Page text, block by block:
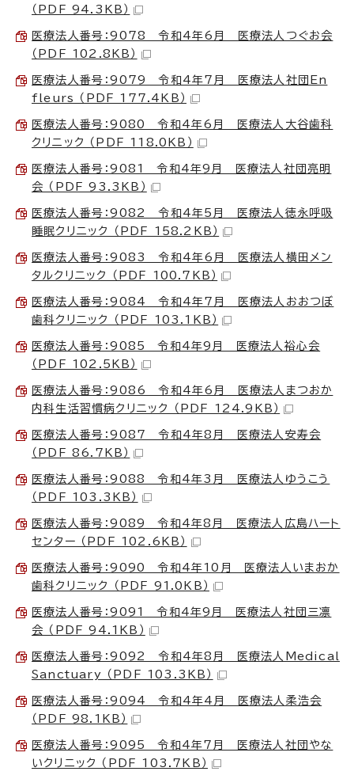
（PDF 94.3KB）
医療法人番号：9078 令和4年6月 医療法人つぐお会
（PDF 102.8KB）
医療法人番号：9079 令和4年7月 医療法人社団En
fleurs （PDF 177.4KB）
医療法人番号：9080 令和4年6月 医療法人大谷歯科
クリニック （PDF 118.0KB）
医療法人番号：9081 令和4年9月 医療法人社団亮明
会 （PDF 93.3KB）
医療法人番号：9082 令和4年5月 医療法人徳永呼吸
睡眠クリニック （PDF 158.2KB）
医療法人番号：9083 令和4年6月 医療法人横田メン
タルクリニック （PDF 100.7KB）
医療法人番号：9084 令和4年7月 医療法人おおつぼ
歯科クリニック （PDF 103.1KB）
医療法人番号：9085 令和4年9月 医療法人裕心会
（PDF 102.5KB）
医療法人番号：9086 令和4年6月 医療法人まつおか
内科生活習慣病クリニック （PDF 124.9KB）
医療法人番号：9087 令和4年8月 医療法人安寿会
（PDF 86.7KB）
医療法人番号：9088 令和4年3月 医療法人ゆうこう
（PDF 103.3KB）
医療法人番号：9089 令和4年8月 医療法人広島ハート
センター （PDF 102.6KB）
医療法人番号：9090 令和4年10月 医療法人いまおか
歯科クリニック （PDF 91.0KB）
医療法人番号：9091 令和4年9月 医療法人社団三凛
会 （PDF 94.1KB）
医療法人番号：9092 令和4年8月 医療法人Medical
Sanctuary （PDF 103.3KB）
医療法人番号：9094 令和4年4月 医療法人柔浩会
（PDF 98.1KB）
医療法人番号：9095 令和4年7月 医療法人社団やな
いクリニック （PDF 103.7KB）